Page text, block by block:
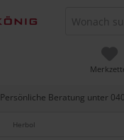
Persönliche Beratung unter
Herbol